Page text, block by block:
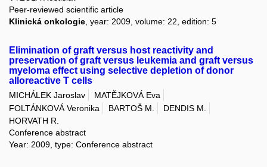
Peer-reviewed scientific article
Klinická onkologie , year: 2009, volume: 22, edition: 5
Elimination of graft versus host reactivity and
preservation of graft versus leukemia and graft versus
myeloma effect using selective depletion of donor
alloreactive T cells
MICHÁLEK Jaroslav
MATĚJKOVÁ Eva
FOLTÁNKOVÁ Veronika
BARTOŠ M.
DENDIS M.
HORVATH R.
Conference abstract
Year: 2009, type: Conference abstract